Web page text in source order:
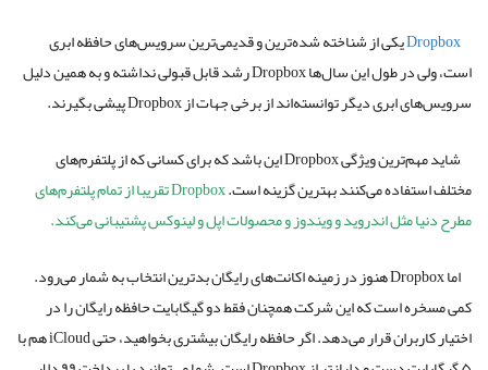
Dropboxیکی از شناخته شده‌ترین و قدیمی‌ترین سرویس‌های حافظه ابری
است، ولی در طول این سال‌ها Dropbox رشد قابل قبولی نداشته و به همین دلیل
سرویس‌های ابری دیگر توانسته‌اند از برخی جهات از Dropbox پیشی بگیرند.
شاید مهم‌ترین ویژگی Dropbox این باشد که برای کسانی که از پلتفرم‌های
مختلف استفاده می‌کنند بهترین گزینه است.
Dropbox تقریبا از تمام پلتفرم‌های
مطرح دنیا مثل اندروید و ویندوز و محصولات اپل و لینوکس پشتیبانی می‌کند.
اما Dropbox هنوز در زمینه اکانت‌های رایگان بدترین انتخاب به شمار می‌رود.
کمی مسخره است که این شرکت همچنان فقط دو گیگابایت حافظه رایگان را در
اختیار کاربران قرار می‌دهد. اگر حافظه رایگان بیشتری بخواهید، حتی iCloud هم با